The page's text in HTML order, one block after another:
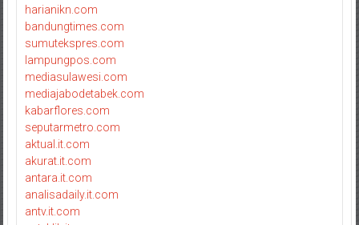
harianikn.com
bandungtimes.com
sumutekspres.com
lampungpos.com
mediasulawesi.com
mediajabodetabek.com
kabarflores.com
seputarmetro.com
aktual.it.com
akurat.it.com
antara.it.com
analisadaily.it.com
antv.it.com